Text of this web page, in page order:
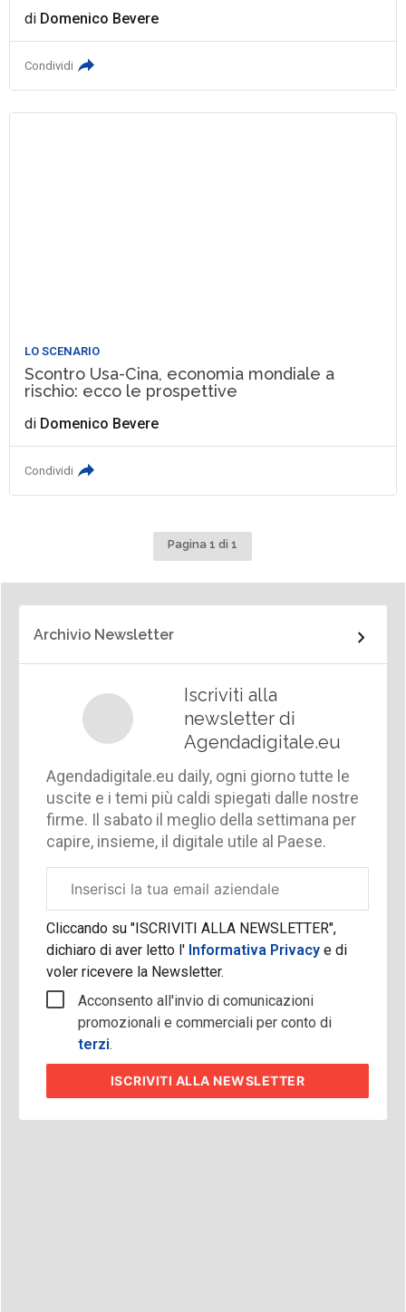
di Domenico Bevere
Condividi
LO SCENARIO
Scontro Usa-Cina, economia mondiale a
rischio: ecco le prospettive
di Domenico Bevere
Condividi
Pagina 1 di 1
Archivio Newsletter
Iscriviti alla
newsletter di
Agendadigitale.eu
Agendadigitale.eu daily, ogni giorno tutte le
uscite e i temi più caldi spiegati dalle nostre
firme. Il sabato il meglio della settimana per
capire, insieme, il digitale utile al Paese.
aziendale
Cliccando su "ISCRIVITI ALLA NEWSLETTER",
dichiaro di aver letto l'Informativa Privacy e di
voler ricevere la Newsletter.
Acconsento all'invio di comunicazioni
promozionali e commerciali per conto di
terzi.
ISCRIVITI ALLA NEWSLETTER